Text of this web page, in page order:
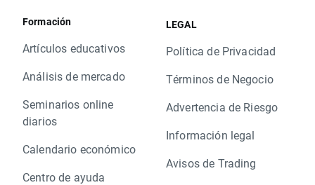
Formación
Artículos educativos
Análisis de mercado
Seminarios online
diarios
Calendario económico
Centro de ayuda
LEGAL
Política de Privacidad
Términos de Negocio
Advertencia de Riesgo
Información legal
Avisos de Trading